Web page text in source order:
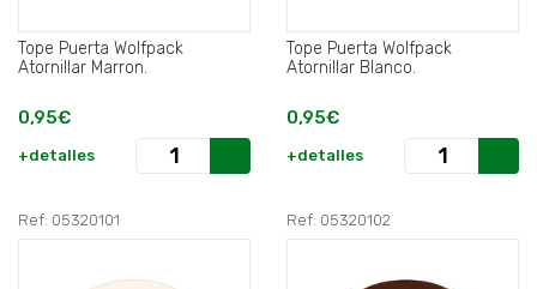
Tope Puerta Wolfpack
Atornillar Marron.
0,95€
+detalles
Tope Puerta Wolfpack
Atornillar Blanco.
0,95€
+detalles
Ref: 05320101 Ref: 05320102